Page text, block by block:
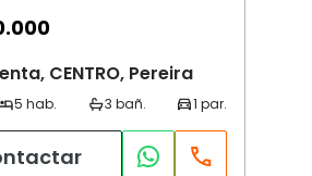
CENTRO, Pereira